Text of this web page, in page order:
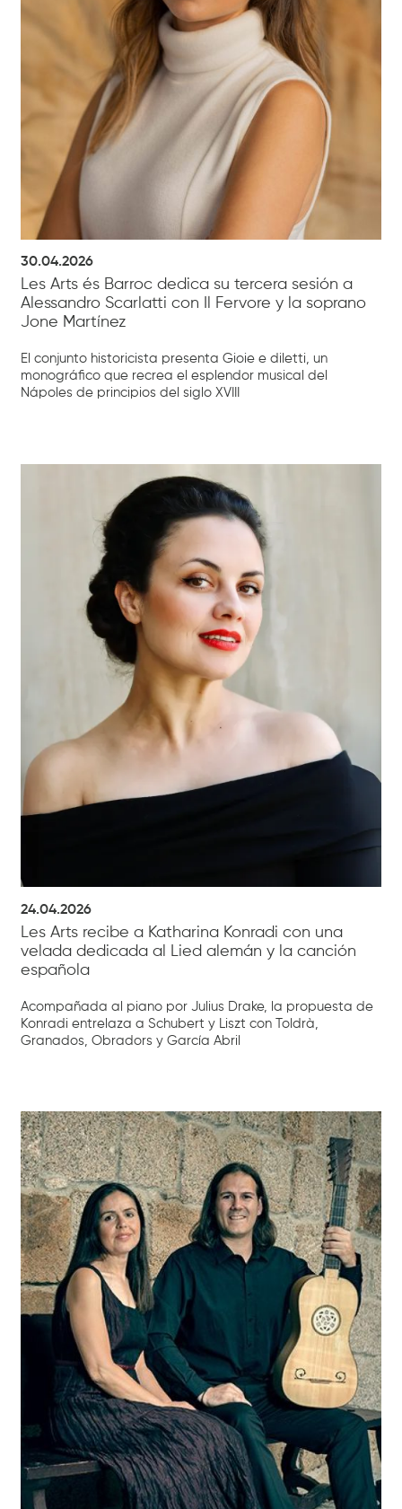
30.04.2026
Les Arts és Barroc dedica su tercera sesión a
Alessandro Scarlatti con Il Fervore y la soprano
Jone Martínez
El conjunto historicista presenta Gioie e diletti, un
monográfico que recrea el esplendor musical del
Nápoles de principios del siglo XVIII
24.04.2026
Les Arts recibe a Katharina Konradi con una
velada dedicada al Lied alemán y la canción
española
Acompañada al piano por Julius Drake, la propuesta de
Konradi entrelaza a Schubert y Liszt con Toldrà,
Granados, Obradors y García Abril